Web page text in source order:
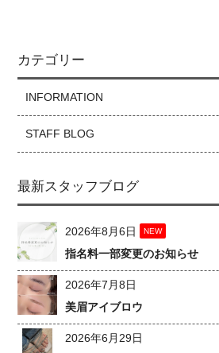
カテゴリー
INFORMATION
STAFF BLOG
最新スタッフブログ
2026年8月6日 NEW
指名料一部変更のお知らせ
2026年7月8日
美眉アイブロウ
2026年6月29日